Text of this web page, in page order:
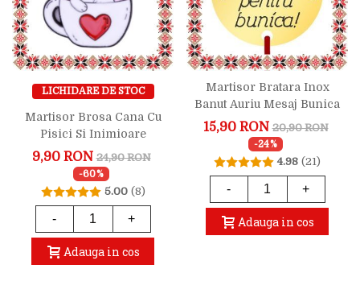
LICHIDARE DE STOC
Martisor Brosa Cana Cu
Pisici Si Inimioare
9,90 RON 24,90 RON
-60%
5.00 (8)
- +
Adauga in cos
Martisor Bratara Inox
Banut Auriu Mesaj Bunica
15,90 RON 20,90 RON
-24%
4.98 (21)
- +
Adauga in cos